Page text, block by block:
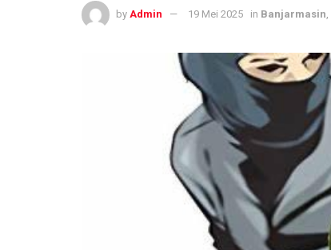
by Admin 19 Mei 2025 in Banjarmasin